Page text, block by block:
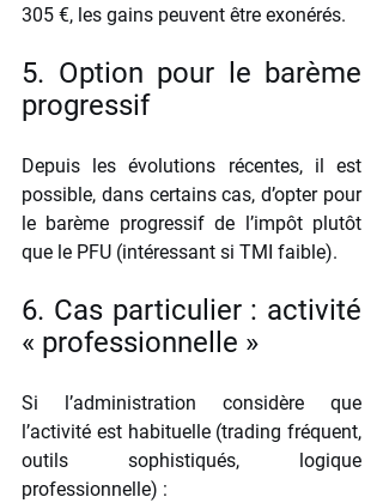
305 €, les gains peuvent être exonérés.
5. Option pour le barème
progressif
Depuis les évolutions récentes, il est
possible, dans certains cas, d’opter pour
le barème progressif de l’impôt plutôt
que le PFU (intéressant si TMI faible).
6. Cas particulier : activité
« professionnelle »
Si l’administration considère que
l’activité est habituelle (trading fréquent,
outils sophistiqués, logique
professionnelle) :